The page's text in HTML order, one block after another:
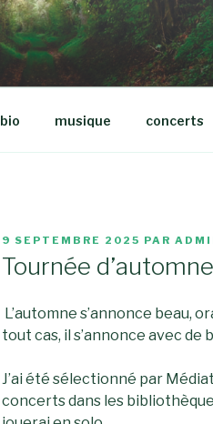
LIONEL
bio musique concerts
PUBLIÉ
LE
9 SEPTEMBRE 2025 PAR
Tournée d’automne
L’automne s’annonce beau,
tout cas, il s’annonce avec de
J’ai été sélectionné par
concerts dans les